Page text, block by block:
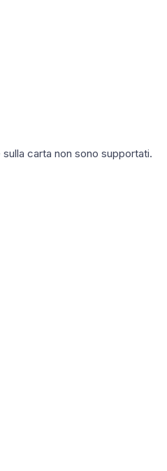
carta non sono supportati.